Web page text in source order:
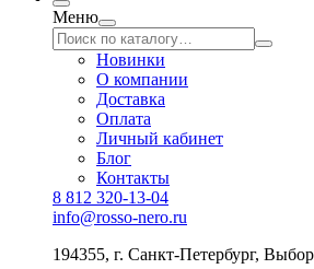
Меню
Новинки
О компании
Доставка
Оплата
Личный кабинет
Блог
Контакты
8 812 320-13-04
info@rosso-nero.ru
194355, г. Санкт-Петербург,